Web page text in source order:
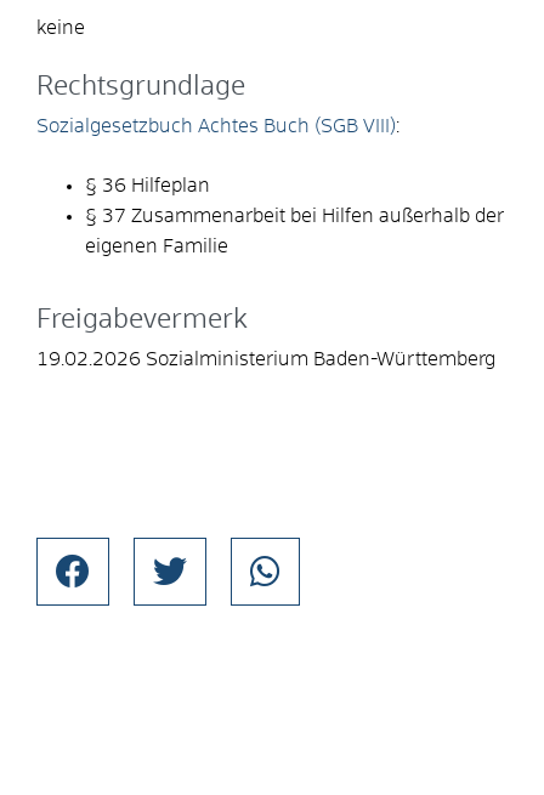
keine
Rechtsgrundlage
Sozialgesetzbuch Achtes Buch (SGB VIII):
§ 36 Hilfeplan
§ 37 Zusammenarbeit bei Hilfen außerhalb der
eigenen Familie
Freigabevermerk
19.02.2026 Sozialministerium Baden-Württemberg